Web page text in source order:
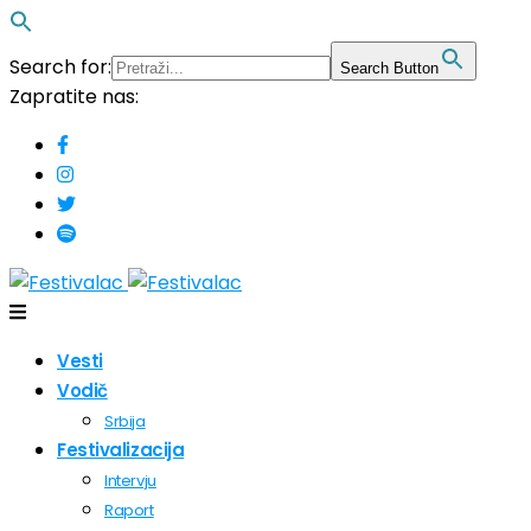
Search for: Search Button
Zapratite nas:
Vesti
Vodič
Srbija
Festivalizacija
Intervju
Raport